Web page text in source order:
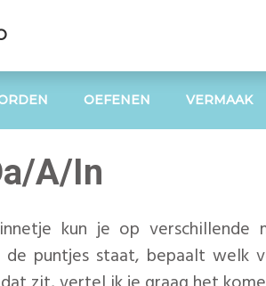
OEFENEN VERMAAK
A/In
kun je op verschillende
puntjes staat, bepaalt welk